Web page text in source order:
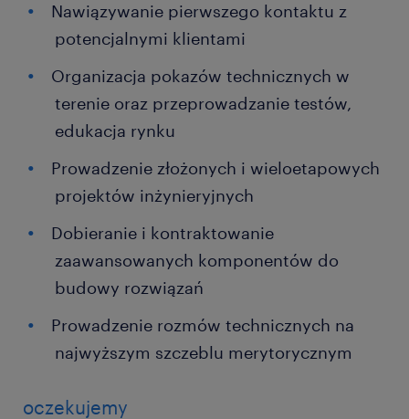
Nawiązywanie pierwszego kontaktu z
potencjalnymi klientami
Organizacja pokazów technicznych w
terenie oraz przeprowadzanie testów,
edukacja rynku
Prowadzenie złożonych i wieloetapowych
projektów inżynieryjnych
Dobieranie i kontraktowanie
zaawansowanych komponentów do
budowy rozwiązań
Prowadzenie rozmów technicznych na
najwyższym szczeblu merytorycznym
oczekujemy